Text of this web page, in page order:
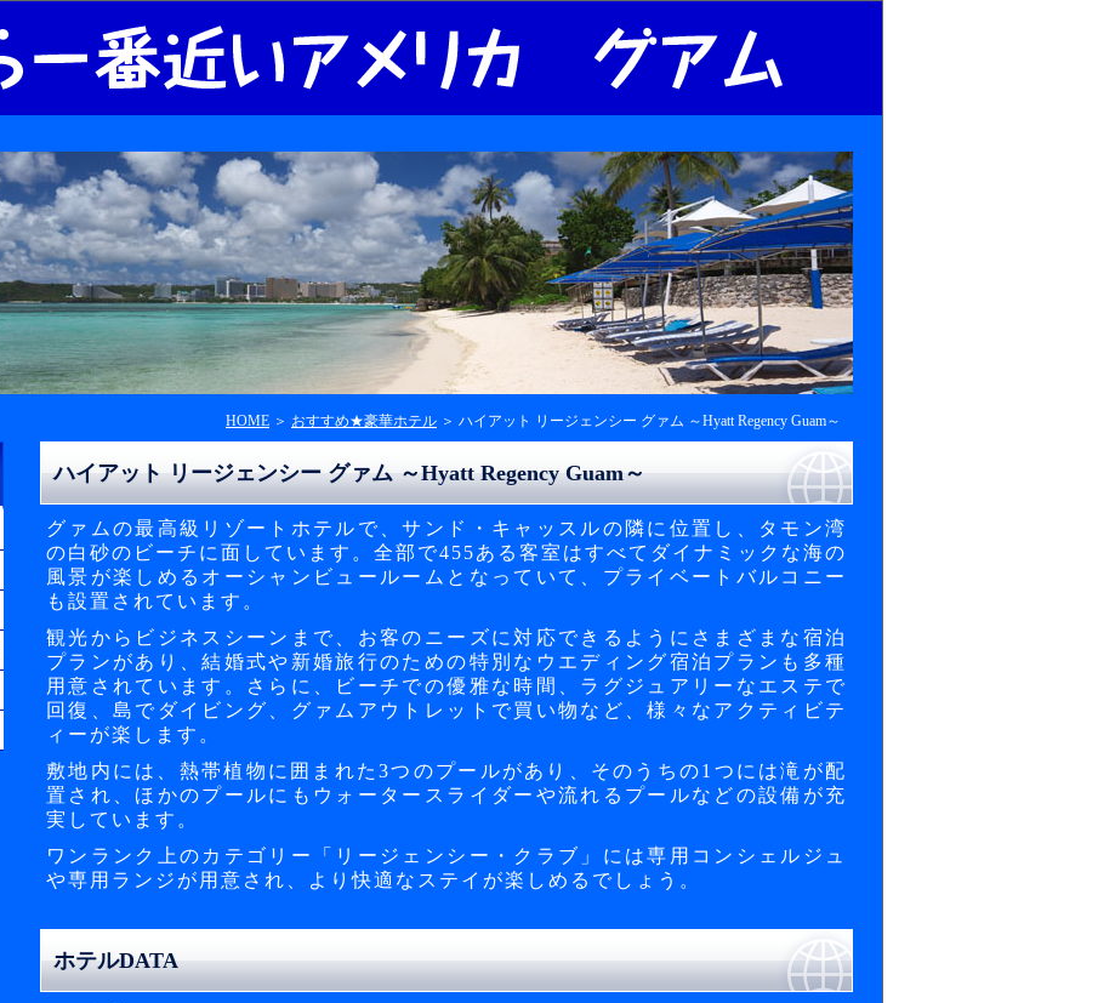
HOME ＞ おすすめ★豪華ホテル ＞ ハイアット リージェンシー グァム ～Hyatt Regency Guam～
ハイアット リージェンシー グァム ～Hyatt Regency Guam～
グァムの最高級リゾートホテルで、サンド・キャッスルの隣に位置し、タモン湾
の白砂のビーチに面しています。全部で455ある客室はすべてダイナミックな海の
風景が楽しめるオーシャンビュールームとなっていて、プライベートバルコニー
も設置されています。
観光からビジネスシーンまで、お客のニーズに対応できるようにさまざまな宿泊
プランがあり、結婚式や新婚旅行のための特別なウエディング宿泊プランも多種
用意されています。さらに、ビーチでの優雅な時間、ラグジュアリーなエステで
回復、島でダイビング、グァムアウトレットで買い物など、様々なアクティビテ
ィーが楽します。
敷地内には、熱帯植物に囲まれた3つのプールがあり、そのうちの1つには滝が配
置され、ほかのプールにもウォータースライダーや流れるプールなどの設備が充
実しています。
ワンランク上のカテゴリー「リージェンシー・クラブ」には専用コンシェルジュ
や専用ランジが用意され、より快適なステイが楽しめるでしょう。
ホテルDATA